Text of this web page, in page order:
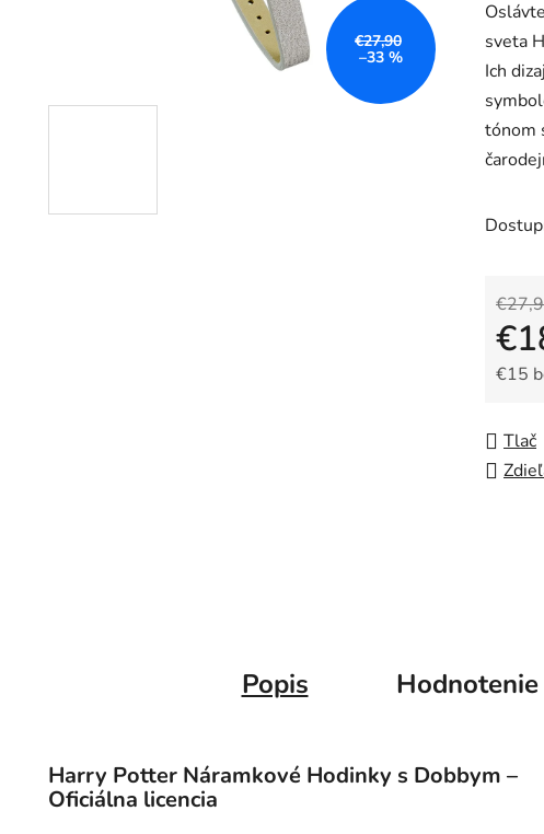
0,0
z
5
sveta
Ich
tónom
€15
Tlač
€27,90
–33 %
Popis Hodnotenie
Harry Potter Náramkové Hodinky s Dobbym –
Oficiálna licencia